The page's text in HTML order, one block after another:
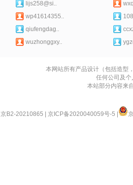
lijs258@si..
wp41614355..
qiufengdag..
wuzhonggxy..
本网站所有产品设计（包括造型
任何公司及
本站部分内容来
京B2-20210865 京ICP备2020040059号-5